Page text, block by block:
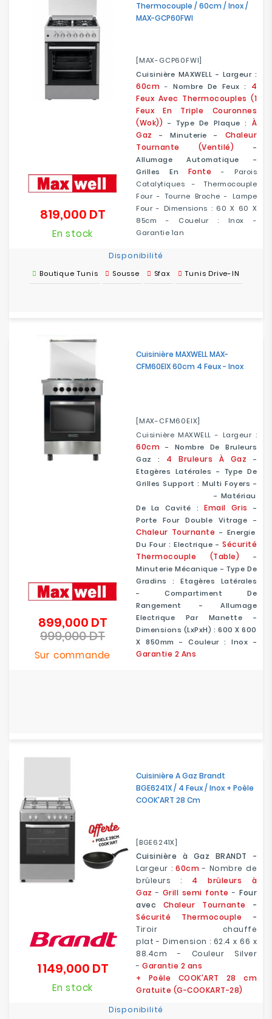
Thermocouple / 60cm / Inox /
MAX-GCP60FWI
[MAX-GCP60FWI]
Cuisinière MAXWELL - Largeur :
60cm - Nombre De Feux :
4
Feux Avec Thermocouples (1
Feux En Triple Couronnes
(Wok)) - Type De Plaque : À
Gaz - Minuterie - Chaleur
Tournante (Ventilé) -
Allumage Automatique -
Grilles En Fonte
- Parois
Catalytiques - Thermocouple
Four - Tourne Broche - Lampe
Four - Dimensions : 60 X 60 X
85cm - Couelur : Inox -
Garantie 1an
819,000 DTPrix
En stock
Disponibilité
Boutique Tunis Sousse Sfax Tunis Drive-IN
Cuisinière MAXWELL MAX-
CFM60EIX 60cm 4 Feux - Inox
[MAX-CFM60EIX]
Cuisinière MAXWELL - Largeur :
60cm - Nombre De Bruleurs
Gaz : 4 Bruleurs À Gaz -
Etagères Latérales - Type De
Grilles Support : Multi Foyers -
- Matériau
De La Cavité :Email Gris -
Porte Four Double Vitrage -
Chaleur Tournante - Energie
Du Four : Electrique - Sécurité
Thermocouple (table) -
Minuterie Mécanique - Type De
Gradins : Etagères Latérales
- Compartiment De
Rangement - Allumage
Electrique Par Manette -
Dimensions (LxPxH) : 600 X 600
X 850mm - Couleur : Inox -
Garantie 2 Ans
899,000 DTPrix
999,000 DTPrix
Sur commande
Cuisinière A Gaz Brandt
BGE6241X / 4 Feux / Inox + Poêle
COOK'ART 28 Cm
[BGE6241X]
Cuisinière à Gaz BRANDT -
Largeur :60cm - Nombre de
brûleurs : 4 brûleurs à
Gaz- Grill semi fonte -Four
avec Chaleur Tournante -
Sécurité Thermocouple -
Tiroir chauffe
plat - Dimension : 62.4 x 66 x
88.4cm - Couleur Silver
- Garantie 2 ans
+ Poêle COOK'ART 28 cm
Gratuite (G-COOKART-28)
1 149,000 DTPrix
En stock
Disponibilité